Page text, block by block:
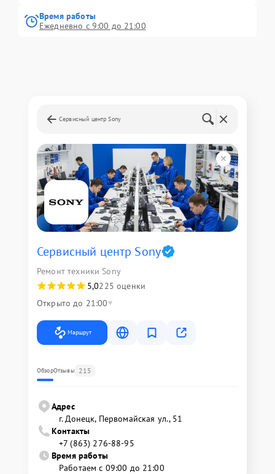
Время работы
Ежедневно с 9:00 до 21:00
Сервисный центр Sony
Сервисный центр Sony
Ремонт техники Sony
5,0225 оценки
Открыто до 21:00
Маршрут
ОбзорОтзывы 215
Адрес
г. Донецк, Первомайская ул., 51
Контакты
+7 (863) 276-88-95
Время работы
Работаем с 09:00 до 21:00